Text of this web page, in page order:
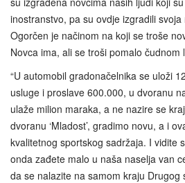
inostranstvo, pa su ovdje izgradili svoja
Ogorčen je načinom na koji se troše
Novca ima, ali se troši pomalo čudnom
“U automobil gradonačelnika se uloži
usluge i proslave 600.000, u dvoranu
ulaže milion maraka, a ne nazire se
dvoranu ‘Mladost’, gradimo novu, a i
kvalitetnog sportskog sadržaja. I vidite
onda zađete malo u naša naselja van
da se nalazite na samom kraju